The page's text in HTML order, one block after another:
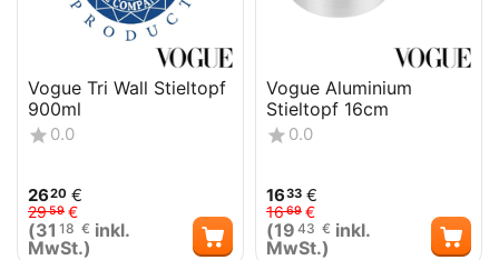
Vogue Tri Wall Stieltopf
900ml
0.0
2620 €
2959 €
(31 18 € inkl.
MwSt.)
Vogue Aluminium
Stieltopf 16cm
0.0
1633 €
1669 €
(19 43 € inkl.
MwSt.)